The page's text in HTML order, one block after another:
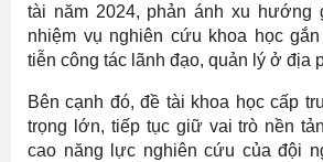
tài năm 2024, phản ánh xu hướng
nhiệm vụ nghiên cứu khoa học
tiễn công tác lãnh đạo, quản lý ở địa
Bên cạnh đó, đề tài khoa học cấp
trọng lớn, tiếp tục giữ vai trò nền
cao năng lực nghiên cứu của đội